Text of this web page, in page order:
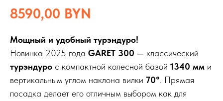
8590,00 BYN
Мощный и удобный турэндуро!
Новинка 2025 года GARET 300 — классический
турэндуро с компактной колесной базой 1340 мм и
вертикальным углом наклона вилки 70° . Прямая
посадка делает его отличным выбором как для